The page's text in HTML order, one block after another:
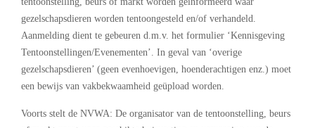
gezelschapsdieren worden tentoongesteld en/of verhandeld.
Aanmelding dient te gebeuren d.m.v. het formulier ‘Kennisgeving
Tentoonstellingen/Evenementen’. In geval van ‘overige
gezelschapsdieren’ (geen evenhoevigen, hoenderachtigen enz.) moet
een bewijs van vakbekwaamheid geüpload worden.
Voorts stelt de NVWA: De organisator van de tentoonstelling, beurs